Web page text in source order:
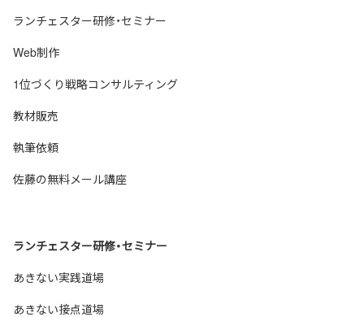
ランチェスター研修・セミナー
Web制作
1位づくり戦略コンサルティング
教材販売
執筆依頼
佐藤の無料メール講座
ランチェスター研修・セミナー
あきない実践道場
あきない接点道場